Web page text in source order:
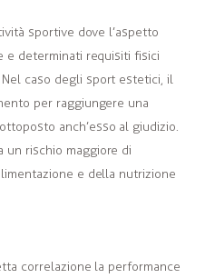
sportive dove l’aspetto
e determinati requisiti fisici
caso degli sport estetici, il
per raggiungere una
anch’esso al giudizio.
un rischio maggiore di
e della nutrizione
correlazione la performance